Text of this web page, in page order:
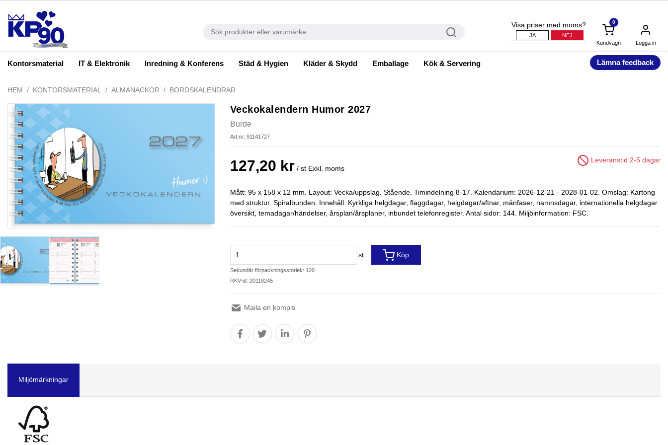
Visa priser med moms?
JA NEJ
0
Kundvagn Logga in
Kontorsmaterial IT & Elektronik Inredning & Konferens Städ & Hygien Kläder & Skydd Emballage Kök & Servering Lämna feedback
HEM KONTORSMATERIAL ALMANACKOR BORDSKALENDRAR
Veckokalendern Humor 2027
Burde
Art.nr: 91141727
127,20 kr / st Exkl. moms
Leveranstid 2-5 dagar
Mått: 95 x 158 x 12 mm. Layout: Vecka/uppslag. Stående. Timindelning 8-17. Kalendarium: 2026-12-21 - 2028-01-02. Omslag: Kartong
med struktur. Spiralbunden. Innehåll: Kyrkliga helgdagar, flaggdagar, helgdagar/aftnar, månfaser, namnsdagar, internationella helgdagar
översikt, temadagar/händelser, årsplan/årsplaner, inbundet telefonregister. Antal sidor: 144. Miljöinformation: FSC.
st
Sekundär förpackningsstorlek: 120
RKV-id: 20118245
Köp
Maila en kompis
Miljömärkningar